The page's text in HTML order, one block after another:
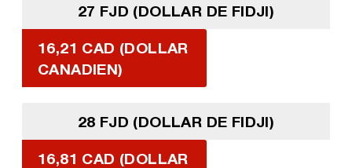
27 FJD (DOLLAR DE FIDJI)
16,21 CAD (DOLLAR
CANADIEN)
28 FJD (DOLLAR DE FIDJI)
16,81 CAD (DOLLAR